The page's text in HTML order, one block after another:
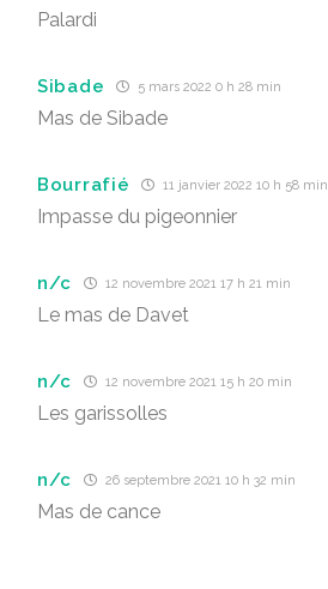
Palardi
Sibade 5 mars 2022 0 h 28 min
Mas de Sibade
Bourrafié 11 janvier 2022 10 h 58 min
Impasse du pigeonnier
n/c 12 novembre 2021 17 h 21 min
Le mas de Davet
n/c 12 novembre 2021 15 h 20 min
Les garissolles
n/c 26 septembre 2021 10 h 32 min
Mas de cance